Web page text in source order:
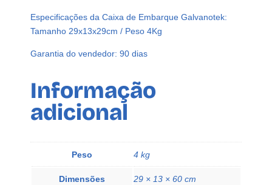
5
m
D
c
e
G
l
a
Especificações da Caixa de Embarque Galvanotek:
Tamanho 29x13x29cm / Peso 4Kg
Garantia do vendedor: 90 dias
Informação
adicional
Peso 4 kg
Dimensões 29 × 13 × 60 cm